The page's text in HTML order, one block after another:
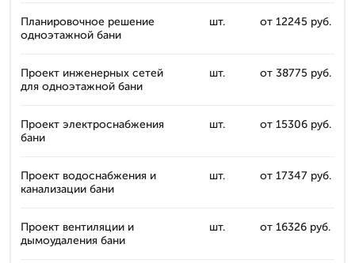
Планировочное решение
одноэтажной бани
шт. от 12245 руб.
Проект инженерных сетей
для одноэтажной бани
шт. от 38775 руб.
Проект электроснабжения
бани
шт. от 15306 руб.
Проект водоснабжения и
канализации бани
шт. от 17347 руб.
Проект вентиляции и
дымоудаления бани
шт. от 16326 руб.